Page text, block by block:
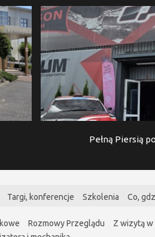
Pełną Piersią
Targi, konferencje Szkolenia Co,
Rozmowy Przeglądu Z wizytą